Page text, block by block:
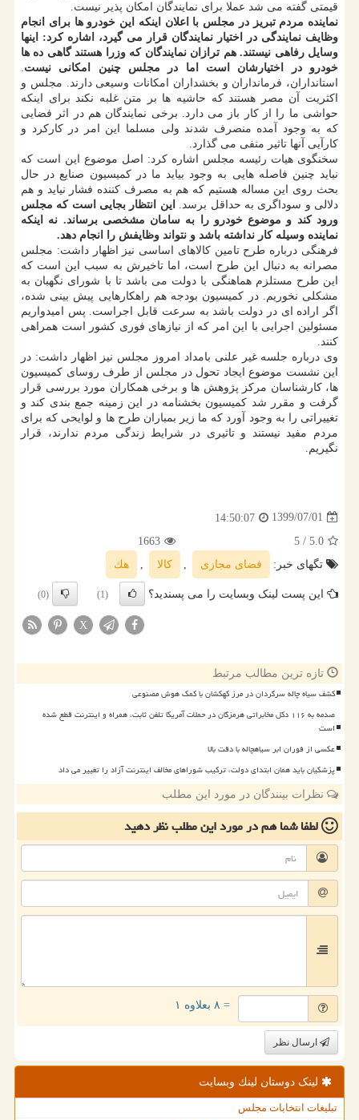
قیمتی گفته می شد عملا برای نمایندگان امکان پذیر نیست.
نماینده مردم تبریز در مجلس با اعلان اینکه این خودرو ها برای انجام
وظایف نمایندگی در اختیار نمایندگان قرار می گیرد، اشاره کرد: اینها
وسایل رفاهی نیستند. هم ترازان نمایندگان که وزرا هستند گاهی ده ها
خودرو در اختیارشان است اما در مجلس چنین امکانی نیست
استانداران، فرمانداران و بخشداران امکانات وسیعی دارند. مجلس و
اکثریت آن مصر هستند که حاشیه ها بر متن غلبه نکند برای اینکه
حواشی ما را از کار باز می دارد. برخی نمایندگان هم در اثر فضایی
که به وجود آمده منصرف شدند ولی مسلما این امر در کارکرد و
کارآیی آنها تاثیر منفی می گذارد.
سخنگوی هیات رئیسه مجلس اشاره کرد: اصل موضوع این است که
نباید چنین فاصله هایی به وجود بیاید ما در کمیسیون صنایع در حال
بحث روی این مساله هستیم که هم به مصرف کننده فشار نیاید و هم
دلالی و سوداگری به حداقل برسد.
این انتظار بجایی است که مجلس
ورود کند و موضوع خودرو را به سامان مشخصی برساند. نه اینکه
نماینده وسیله کار نداشته باشد و نتواند وظایفش را انجام دهد.
فرهنگی درباره طرح تامین کالاهای اساسی نیز اظهار داشت: مجلس
مصرانه به دنبال این طرح است، اما تاخیرش به سبب این است که
این طرح مستلزم هماهنگی با دولت می باشد تا با شورای نگهبان به
مشکلی نخوریم. در کمیسیون بودجه هم راهکارهایی پیش بینی شده،
اگر اراده ای در دولت باشد به سرعت قابل اجراست. پس امیدواریم
مسئولین اجرایی با این امر که از نیازهای فوری کشور است همراهی
کنند.
وی درباره جلسه غیر علنی بامداد امروز مجلس نیز اظهار داشت: در
این نشست موضوع ایجاد تحول در مجلس از طرف روسای کمیسیون
ها، کارشناسان مرکز پژوهش ها و برخی همکاران مورد بررسی قرار
گرفت و مقرر شد کمیسیون بخشنامه در این زمینه جمع بندی کند و
تغییراتی را به وجود آورد که ما زیر بمباران طرح ها و لوایحی که برای
مردم مفید نیستند و تاثیری در شرایط زندگی مردم ندارند، قرار
نگیریم.
1399/07/01
14:50:07
5.0
/ 5
1663
تگهای خبر:
فضای مجازی , كالا , هك
این پست لینک وبسایت را می پسندید؟ (1)
(0)
X
تازه ترین مطالب مرتبط
کشف سیاه چاله سرگردان در مرز کهکشان با کمک هوش مصنوعی
صدمه به ۱۱۶ دکل مخابراتی هرمزگان در حملات آمریکا تلفن ثابت، همراه و اینترنت قطع شده
است
عکسی از فوران ابر سیاهچاله با دقت بالا
پزشکیان باید همان ابتدای دولت، ترکیب شوراهای مخالف اینترنت آزاد را تغییر می داد
نظرات بینندگان در مورد این مطلب
لطفا شما همدر مورد این مطلبنظر دهید
= ۸ بعلاوه ۱
ارسال نظر
لینک دوستان لینك وبسایت
تبلیغات انتخابات مجلس